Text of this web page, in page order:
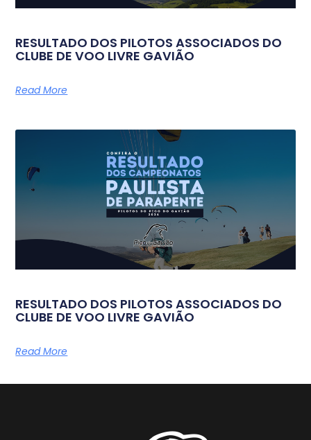
RESULTADO DOS PILOTOS ASSOCIADOS DO
CLUBE DE VOO LIVRE GAVIÃO
Read More
RESULTADO DOS PILOTOS ASSOCIADOS DO
CLUBE DE VOO LIVRE GAVIÃO
Read More